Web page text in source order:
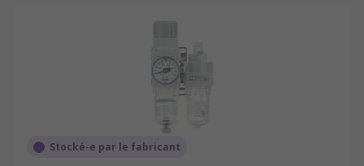
Stocké-e par le fabricant